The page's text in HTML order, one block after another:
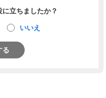
立ちましたか？
いいえ
る